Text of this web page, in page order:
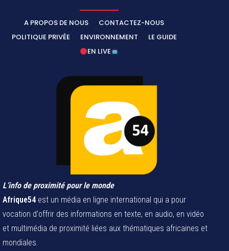
A PROPOS DE NOUS
CONTACTEZ-NOUS
POLITIQUE PRIVÉE
ENVIRONNEMENT
LE GUIDE
EN LIVE
L’info de proximité pour le monde
Afrique54 est un média en ligne international qui a pour
vocation d'offrir des informations en texte, en audio, en vidéo
et multimédia de proximité liées aux thématiques africaines et
mondiales.